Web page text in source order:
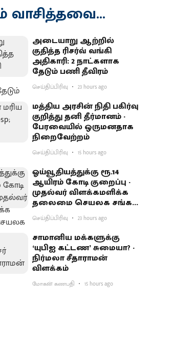
வாசித்தவை...
அடையாறு ஆற்றில்
குதித்த ரிசர்வ் வங்கி
அதிகாரி: 2 நாட்களாக
தேடும் பணி தீவிரம்
செய்திப்பிரிவு 23 hours ago
மத்திய அரசின் நிதி பகிர்வு
குறித்து தனி தீர்மானம் -
பேரவையில் ஒருமனதாக
நிறைவேற்றம்
செய்திப்பிரிவு 15 hours ago
ஓய்வூதியத்துக்கு ரூ.14
ஆயிரம் கோடி குறைப்பு -
முதல்வர் விளக்கமளிக்க
தலைமை செயலக சங்கம்
வலியுறுத்தல்
செய்திப்பிரிவு 23 hours ago
சாமானிய மக்களுக்கு
‘யுபிஐ கட்டண’ சுமையா? -
நிர்மலா சீதாராமன்
விளக்கம்
மோகன் கணபதி 15 hours ago